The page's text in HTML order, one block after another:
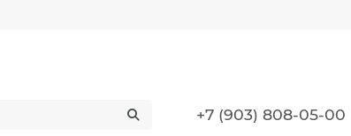
+7 (903) 808-05-00